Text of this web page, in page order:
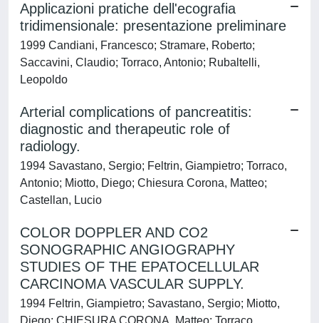
Applicazioni pratiche dell'ecografia
tridimensionale: presentazione preliminare
1999 Candiani, Francesco; Stramare, Roberto;
Saccavini, Claudio; Torraco, Antonio; Rubaltelli,
Leopoldo
Arterial complications of pancreatitis:
diagnostic and therapeutic role of
radiology.
1994 Savastano, Sergio; Feltrin, Giampietro; Torraco,
Antonio; Miotto, Diego; Chiesura Corona, Matteo;
Castellan, Lucio
COLOR DOPPLER AND CO2
SONOGRAPHIC ANGIOGRAPHY
STUDIES OF THE EPATOCELLULAR
CARCINOMA VASCULAR SUPPLY.
1994 Feltrin, Giampietro; Savastano, Sergio; Miotto,
Diego; CHIESURA CORONA, Matteo; Torraco,